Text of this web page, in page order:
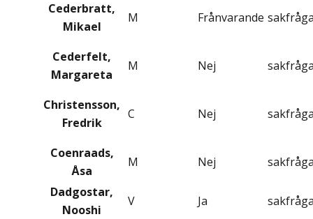
Cederbratt,
Mikael
M Frånvarande
Cederfelt,
Margareta
M Nej
Christensson,
Fredrik
C Nej
Coenraads,
Åsa
M Nej
Dadgostar,
Nooshi
V Ja